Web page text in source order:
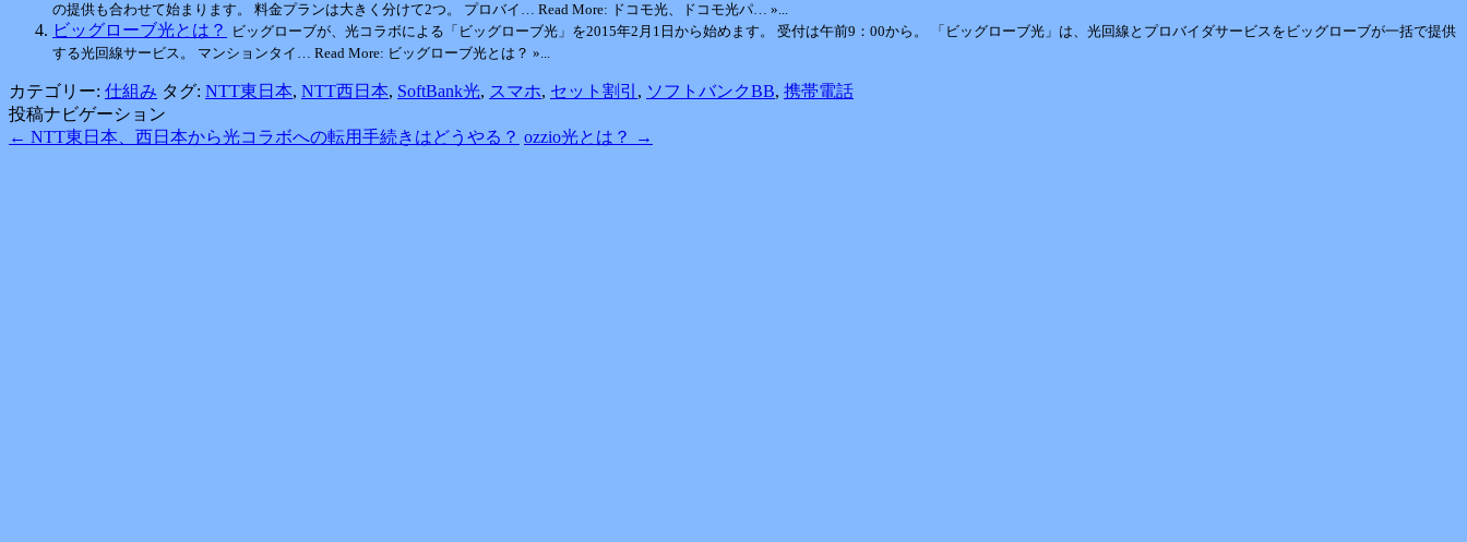
の提供も合わせて始まります。 料金プランは大きく分けて2つ。 プロバイ… Read More: ドコモ光、ドコモ光パ… »...
ビッグローブ光とは？
ビッグローブが、光コラボによる「ビッグローブ光」を2015年2月1日から始めます。 受付は午前9：00から。 「ビッグローブ光」は、光回線とプロバイダサービスをビッグローブが一括で提供
する光回線サービス。 マンションタイ… Read More: ビッグローブ光とは？ »...
カテゴリー: 仕組み タグ: NTT東日本, NTT西日本, SoftBank光, スマホ, セット割引 , ソフトバンクBB, 携帯電話
投稿ナビゲーション
← NTT東日本、西日本から光コラボへの転用手続きはどうやる？ ozzio光とは？ →